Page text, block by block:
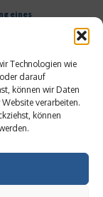
Technologien wie
darauf
können wir Daten
verarbeiten.
können
eines
Unternehmen
Ikone der globalen
Zeit